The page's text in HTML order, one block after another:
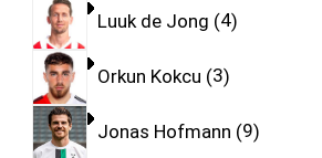
Luuk de Jong 4
Orkun Kokcu 3
Jonas Hofmann 9